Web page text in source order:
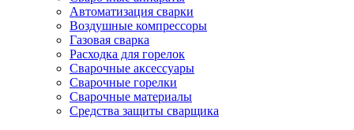
Автоматизация сварки
Воздушные компрессоры
Газовая сварка
Расходка для горелок
Сварочные аксессуары
Сварочные горелки
Сварочные материалы
Средства защиты сварщика